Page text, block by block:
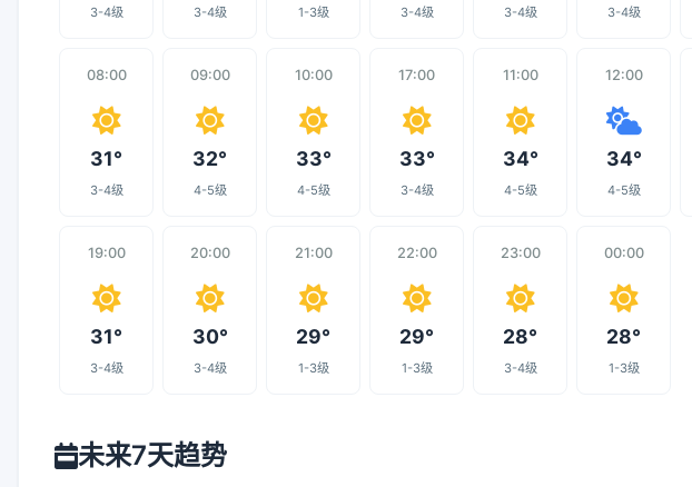
3-4级 3-4级 1-3级 3-4级 3-4级 3-4级
08:00
31°
3-4级
09:00
32°
4-5级
10:00
33°
4-5级
17:00
33°
3-4级
11:00
34°
4-5级
12:00
34°
4-5级
19:00
31°
3-4级
20:00
30°
3-4级
21:00
29°
1-3级
22:00
29°
1-3级
23:00
28°
3-4级
00:00
28°
1-3级
未来7天趋势